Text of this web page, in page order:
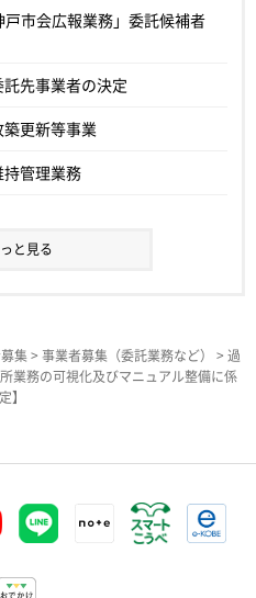
戸市会広報業務」委託候補者
託先事業者の決定
更新等事業
管理業務
と見る
集> 事業者募集（委託業務など） > 過
業務の可視化及びマニュアル整備に係
】